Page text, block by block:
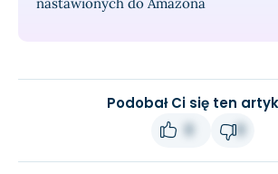
nastawionych do Amazona
Podobał Ci się ten